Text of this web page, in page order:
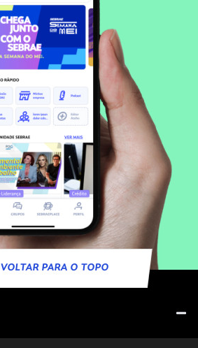
VOLTAR PARA O TOPO